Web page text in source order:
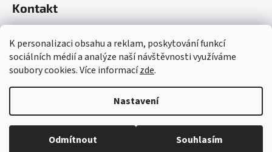
K personalizaci obsahu a reklam, poskytování funkcí
sociálních médií a analýze naší návštěvnosti využíváme
soubory cookies. Více informacízde.
Nastavení
Odmítnout Souhlasím
Kontakt
+420721247942
Copyright 2026Domastore.cz. Všechna práva vyhrazena.Upravit